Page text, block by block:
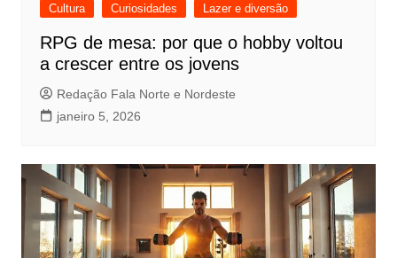
Cultura Curiosidades Lazer e diversão
RPG de mesa: por que o hobby voltou
a crescer entre os jovens
Redação Fala Norte e Nordeste
janeiro 5, 2026